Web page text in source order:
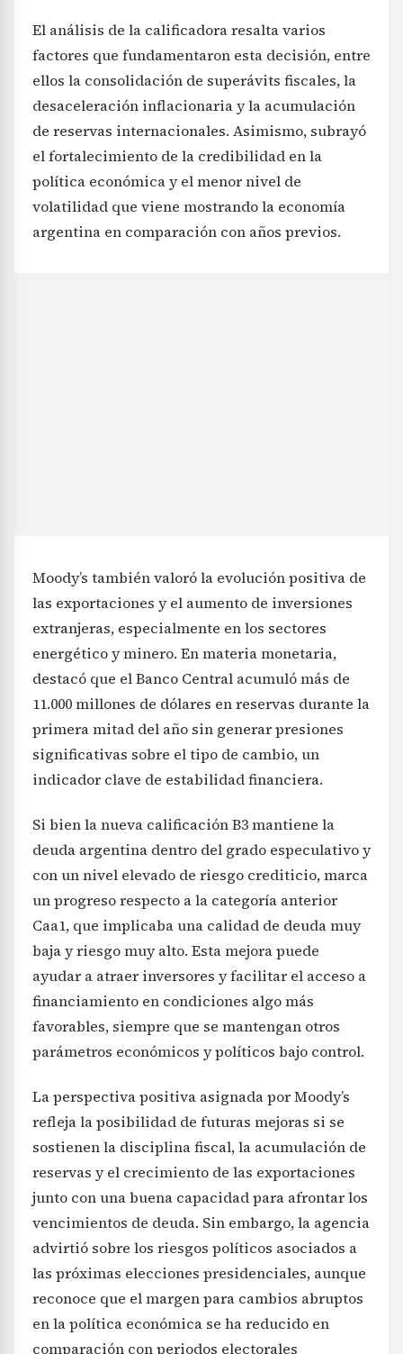
El análisis de la calificadora resalta varios
factores que fundamentaron esta decisión, entre
ellos la consolidación de superávits fiscales, la
desaceleración inflacionaria y la acumulación
de reservas internacionales. Asimismo, subrayó
el fortalecimiento de la credibilidad en la
política económica y el menor nivel de
volatilidad que viene mostrando la economía
argentina en comparación con años previos.
Moody’s también valoró la evolución positiva de
las exportaciones y el aumento de inversiones
extranjeras, especialmente en los sectores
energético y minero. En materia monetaria,
destacó que el Banco Central acumuló más de
11.000 millones de dólares en reservas durante la
primera mitad del año sin generar presiones
significativas sobre el tipo de cambio, un
indicador clave de estabilidad financiera.
Si bien la nueva calificación B3 mantiene la
deuda argentina dentro del grado especulativo y
con un nivel elevado de riesgo crediticio, marca
un progreso respecto a la categoría anterior
Caa1, que implicaba una calidad de deuda muy
baja y riesgo muy alto. Esta mejora puede
ayudar a atraer inversores y facilitar el acceso a
financiamiento en condiciones algo más
favorables, siempre que se mantengan otros
parámetros económicos y políticos bajo control.
La perspectiva positiva asignada por Moody’s
refleja la posibilidad de futuras mejoras si se
sostienen la disciplina fiscal, la acumulación de
reservas y el crecimiento de las exportaciones
junto con una buena capacidad para afrontar los
vencimientos de deuda. Sin embargo, la agencia
advirtió sobre los riesgos políticos asociados a
las próximas elecciones presidenciales, aunque
reconoce que el margen para cambios abruptos
en la política económica se ha reducido en
comparación con periodos electorales